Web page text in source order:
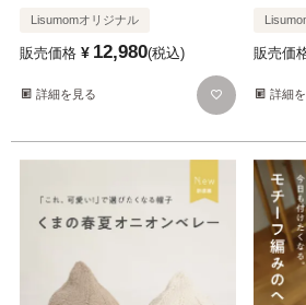
Lisumomオリジナル
販売価格 ¥ 12,980 税込
詳細を見る
販売価
詳細